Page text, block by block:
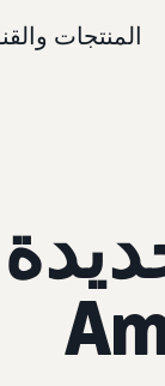
المنتجات